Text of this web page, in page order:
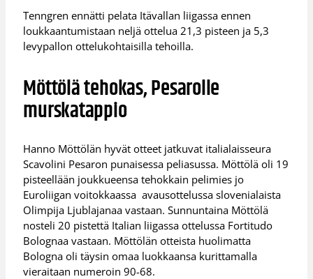
Tenngren ennätti pelata Itävallan liigassa ennen
loukkaantumistaan neljä ottelua 21,3 pisteen ja 5,3
levypallon ottelukohtaisilla tehoilla.
Möttölä tehokas, Pesarolle
murskatappio
Hanno Möttölän hyvät otteet jatkuvat italialaisseura
Scavolini Pesaron punaisessa peliasussa. Möttölä oli 19
pisteellään joukkueensa tehokkain pelimies jo
Euroliigan voitokkaassa avausottelussa slovenialaista
Olimpija Ljublajanaa vastaan. Sunnuntaina Möttölä
nosteli 20 pistettä Italian liigassa ottelussa Fortitudo
Bolognaa vastaan. Möttölän otteista huolimatta
Bologna oli täysin omaa luokkaansa kurittamalla
vieraitaan numeroin 90-68.